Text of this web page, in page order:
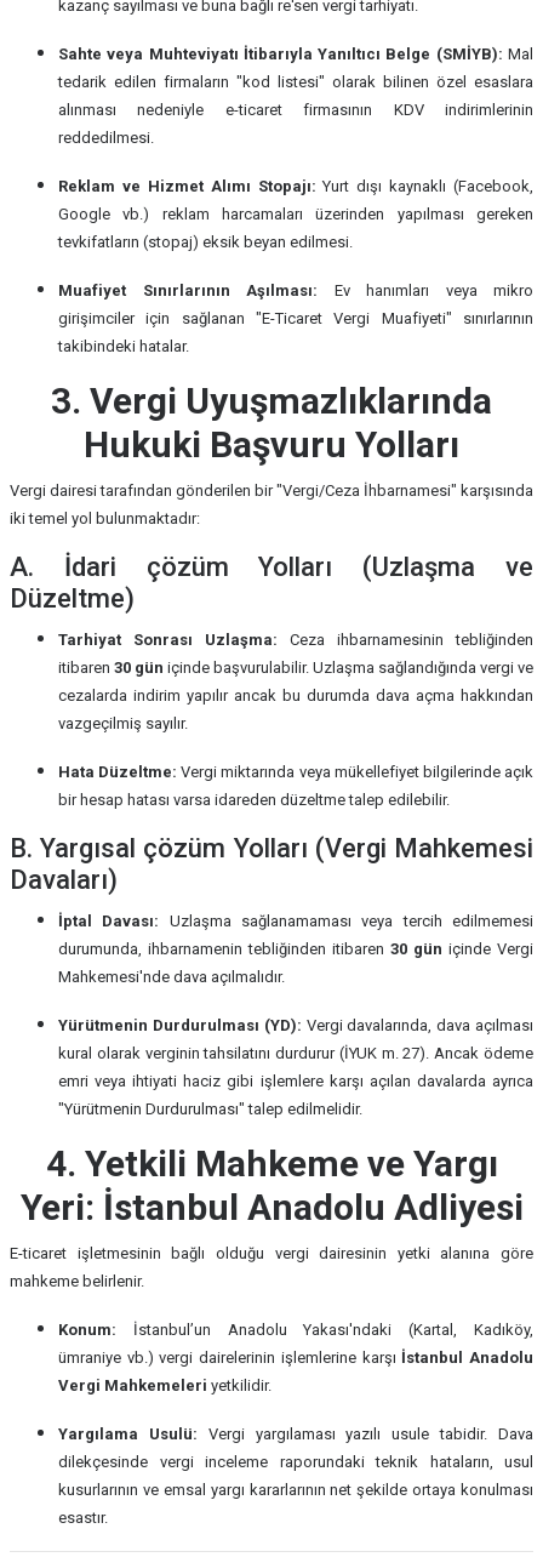
kazanç sayılması ve buna bağlı re'sen vergi tarhiyatı.
Sahte veya Muhteviyatı İtibarıyla Yanıltıcı Belge (SMİYB): Mal
tedarik edilen firmaların "kod listesi" olarak bilinen özel esaslara
alınması nedeniyle e-ticaret firmasının KDV indirimlerinin
reddedilmesi.
Reklam ve Hizmet Alımı Stopajı: Yurt dışı kaynaklı (Facebook,
Google vb.) reklam harcamaları üzerinden yapılması gereken
tevkifatların (stopaj) eksik beyan edilmesi.
Muafiyet Sınırlarının Aşılması: Ev hanımları veya mikro
girişimciler için sağlanan "E-Ticaret Vergi Muafiyeti" sınırlarının
takibindeki hatalar.
3. Vergi Uyuşmazlıklarında
Hukuki Başvuru Yolları
Vergi dairesi tarafından gönderilen bir "Vergi/Ceza İhbarnamesi" karşısında
iki temel yol bulunmaktadır:
A. İdari çözüm Yolları (Uzlaşma ve
Düzeltme)
Tarhiyat Sonrası Uzlaşma: Ceza ihbarnamesinin tebliğinden
itibaren 30 gün içinde başvurulabilir. Uzlaşma sağlandığında vergi ve
cezalarda indirim yapılır ancak bu durumda dava açma hakkından
vazgeçilmiş sayılır.
Hata Düzeltme: Vergi miktarında veya mükellefiyet bilgilerinde açık
bir hesap hatası varsa idareden düzeltme talep edilebilir.
B. Yargısal çözüm Yolları (Vergi Mahkemesi
Davaları)
İptal Davası: Uzlaşma sağlanamaması veya tercih edilmemesi
durumunda, ihbarnamenin tebliğinden itibaren 30 gün içinde Vergi
Mahkemesi'nde dava açılmalıdır.
Yürütmenin Durdurulması (YD): Vergi davalarında, dava açılması
kural olarak verginin tahsilatını durdurur (İYUK m. 27). Ancak ödeme
emri veya ihtiyati haciz gibi işlemlere karşı açılan davalarda ayrıca
"Yürütmenin Durdurulması" talep edilmelidir.
4. Yetkili Mahkeme ve Yargı
Yeri: İstanbul Anadolu Adliyesi
E-ticaret işletmesinin bağlı olduğu vergi dairesinin yetki alanına göre
mahkeme belirlenir.
Konum: İstanbul’un Anadolu Yakası'ndaki (Kartal, Kadıköy,
ümraniye vb.) vergi dairelerinin işlemlerine karşı İstanbul Anadolu
Vergi Mahkemeleri yetkilidir.
Yargılama Usulü: Vergi yargılaması yazılı usule tabidir. Dava
dilekçesinde vergi inceleme raporundaki teknik hataların, usul
kusurlarının ve emsal yargı kararlarının net şekilde ortaya konulması
esastır.